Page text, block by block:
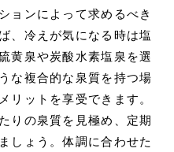
ョンによって求めるべき
、冷えが気になる時は塩
黄泉や炭酸水素塩泉を選
な複合的な泉質を持つ場
リットを享受できます。
りの泉質を見極め、定期
しょう。体調に合わせた